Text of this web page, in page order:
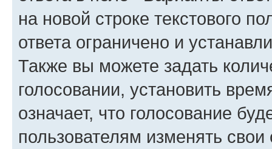
на новой строке текстового
ответа ограничено и
Также вы можете задать
голосовании, установить
означает, что голосование
пользователям изменять свои